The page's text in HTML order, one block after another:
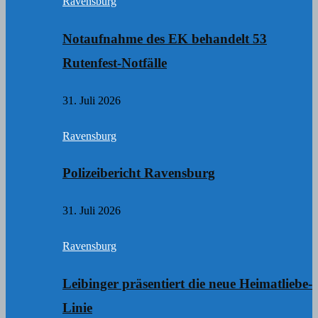
Notaufnahme des EK behandelt 53
Rutenfest-Notfälle
31. Juli 2026
Ravensburg
Polizeibericht Ravensburg
31. Juli 2026
Ravensburg
Leibinger präsentiert die neue Heimatliebe-
Linie